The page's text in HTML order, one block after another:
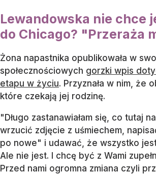
Lewandowska nie chce
do Chicago? "Przeraża
Żona napastnika opublikowała w
społecznościowych gorzki wpis
etapu w życiu. Przyznała w nim, że
które czekają jej rodzinę.
"Długo zastanawiałam się, co tutaj
wrzucić zdjęcie z uśmiechem,
po nowe" i udawać, że wszystko
Ale nie jest. I chcę być z Wami
Przed nami ogromna zmiana czyli